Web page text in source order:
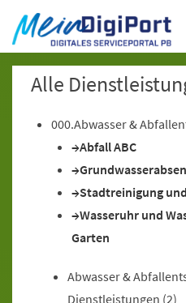
Digitales
Zur Hauptnavigation
Zum Inhalt
Zum Footer
Alle
000.Abwasser &
Abfall ABC
Stadtreinigung
Wasseruhr und
Garten
Abwasser &
Dienstleistungen (2)